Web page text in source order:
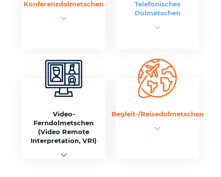
Konferenzdolmetschen
Telefonisches
Dolmetschen
Video-
Ferndolmetschen
(Video Remote
Interpretation, VRI)
Begleit-/Reisedolmetschen